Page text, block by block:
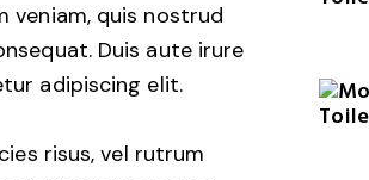
veniam, quis nostrud
Duis aute irure
adipiscing elit.
risus, vel rutrum